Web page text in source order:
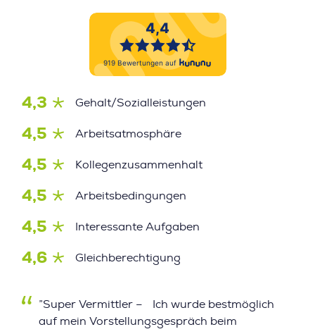
4,3 Gehalt/Sozialleistungen
4,5 Arbeitsatmosphäre
4,5 Kollegenzusammenhalt
4,5 Arbeitsbedingungen
4,5 Interessante Aufgaben
4,6 Gleichberechtigung
”Super Vermittler – Ich wurde bestmöglich
auf mein Vorstellungsgespräch beim